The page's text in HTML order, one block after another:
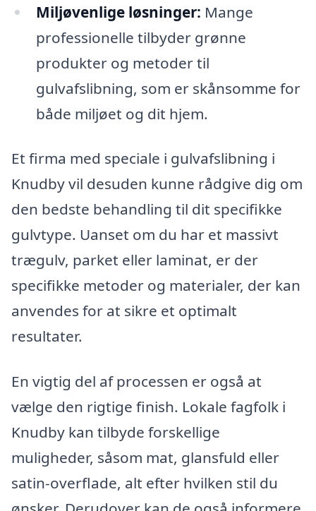
Miljøvenlige løsninger: Mange
professionelle tilbyder grønne
produkter og metoder til
gulvafslibning, som er skånsomme for
både miljøet og dit hjem.
Et firma med speciale i gulvafslibning i
Knudby vil desuden kunne rådgive dig om
den bedste behandling til dit specifikke
gulvtype. Uanset om du har et massivt
trægulv, parket eller laminat, er der
specifikke metoder og materialer, der kan
anvendes for at sikre et optimalt
resultater.
En vigtig del af processen er også at
vælge den rigtige finish. Lokale fagfolk i
Knudby kan tilbyde forskellige
muligheder, såsom mat, glansfuld eller
satin-overflade, alt efter hvilken stil du